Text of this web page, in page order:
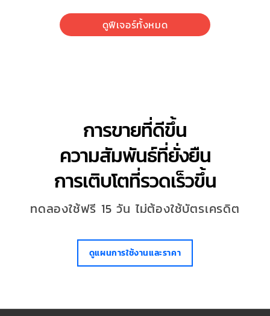
ดูฟีเจอร์ทั้งหมด
การขายที่ดีขึ้น
ความสัมพันธ์ที่ยั่งยืน
การเติบโตที่รวดเร็วขึ้น
ทดลองใช้ฟรี 15 วัน ไม่ต้องใช้บัตรเครดิต
ดูแผนการใช้งานและราคา